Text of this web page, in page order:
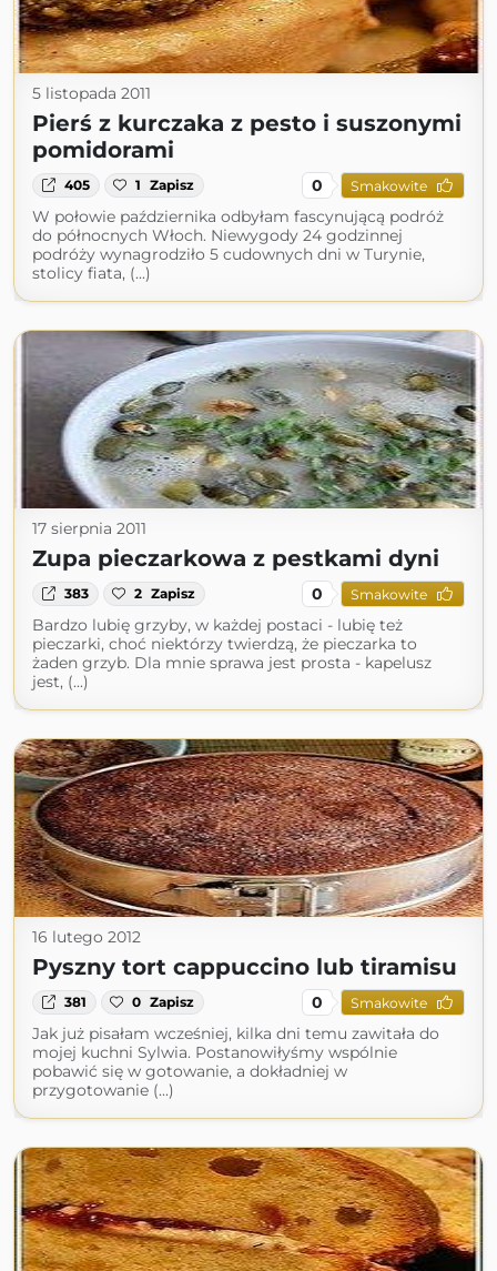
5 listopada 2011
Pierś z kurczaka z pesto i suszonymi
pomidorami
405 1 Zapisz 0 Smakowite
W połowie października odbyłam fascynującą podróż
do północnych Włoch. Niewygody 24 godzinnej
podróży wynagrodziło 5 cudownych dni w Turynie,
stolicy fiata, (...)
17 sierpnia 2011
Zupa pieczarkowa z pestkami dyni
383 2 Zapisz 0 Smakowite
Bardzo lubię grzyby, w każdej postaci - lubię też
pieczarki, choć niektórzy twierdzą, że pieczarka to
żaden grzyb. Dla mnie sprawa jest prosta - kapelusz
jest, (...)
16 lutego 2012
Pyszny tort cappuccino lub tiramisu
381 0 Zapisz 0 Smakowite
Jak już pisałam wcześniej, kilka dni temu zawitała do
mojej kuchni Sylwia. Postanowiłyśmy wspólnie
pobawić się w gotowanie, a dokładniej w
przygotowanie (...)